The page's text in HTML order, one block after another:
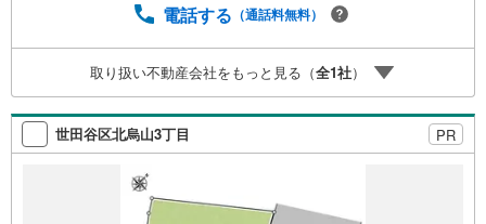
存在しません。唯一無二の不動産をお手伝いいたします。
す。 ご家族で楽しくご検討頂けるようご案内しております
のでぜひ、お気軽にお問い合わせください。 営業時間: 9:
00 - 20:00
電話する （通話料無料）
取り扱い不動産会社をもっと見る（全1社）
世田谷区北烏山3丁目 PR